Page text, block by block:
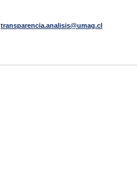
transparencia.analisis@umag.cl